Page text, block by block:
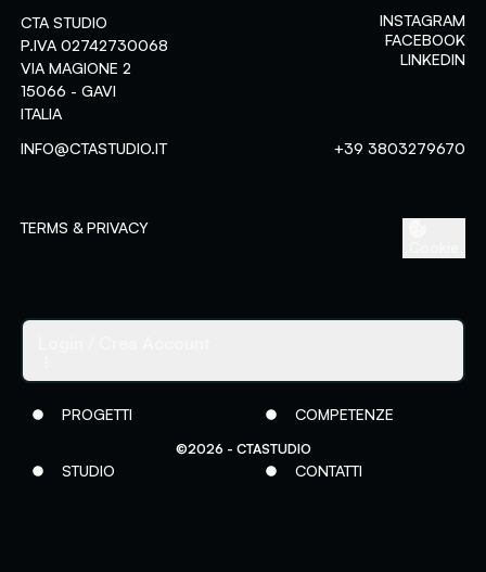
CTA STUDIO
P.IVA 02742730068
VIA MAGIONE 2
15066 - GAVI
ITALIA
INFO@CTASTUDIO.IT
INSTAGRAM
FACEBOOK
LINKEDIN
+39 3803279670
TERMS & PRIVACY
Area riservata ai clienti
PROGETTI COMPETENZE
STUDIO CONTATTI
©2026 - CTASTUDIO